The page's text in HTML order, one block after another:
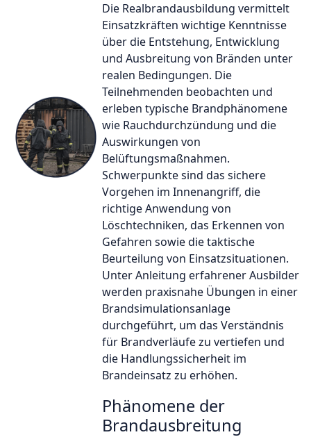
Die Realbrandausbildung vermittelt
Einsatzkräften wichtige Kenntnisse
über die Entstehung, Entwicklung
und Ausbreitung von Bränden unter
realen Bedingungen. Die
Teilnehmenden beobachten und
erleben typische Brandphänomene
wie Rauchdurchzündung und die
Auswirkungen von
Belüftungsmaßnahmen.
Schwerpunkte sind das sichere
Vorgehen im Innenangriff, die
richtige Anwendung von
Löschtechniken, das Erkennen von
Gefahren sowie die taktische
Beurteilung von Einsatzsituationen.
Unter Anleitung erfahrener Ausbilder
werden praxisnahe Übungen in einer
Brandsimulationsanlage
durchgeführt, um das Verständnis
für Brandverläufe zu vertiefen und
die Handlungssicherheit im
Brandeinsatz zu erhöhen.
Phänomene der
Brandausbreitung